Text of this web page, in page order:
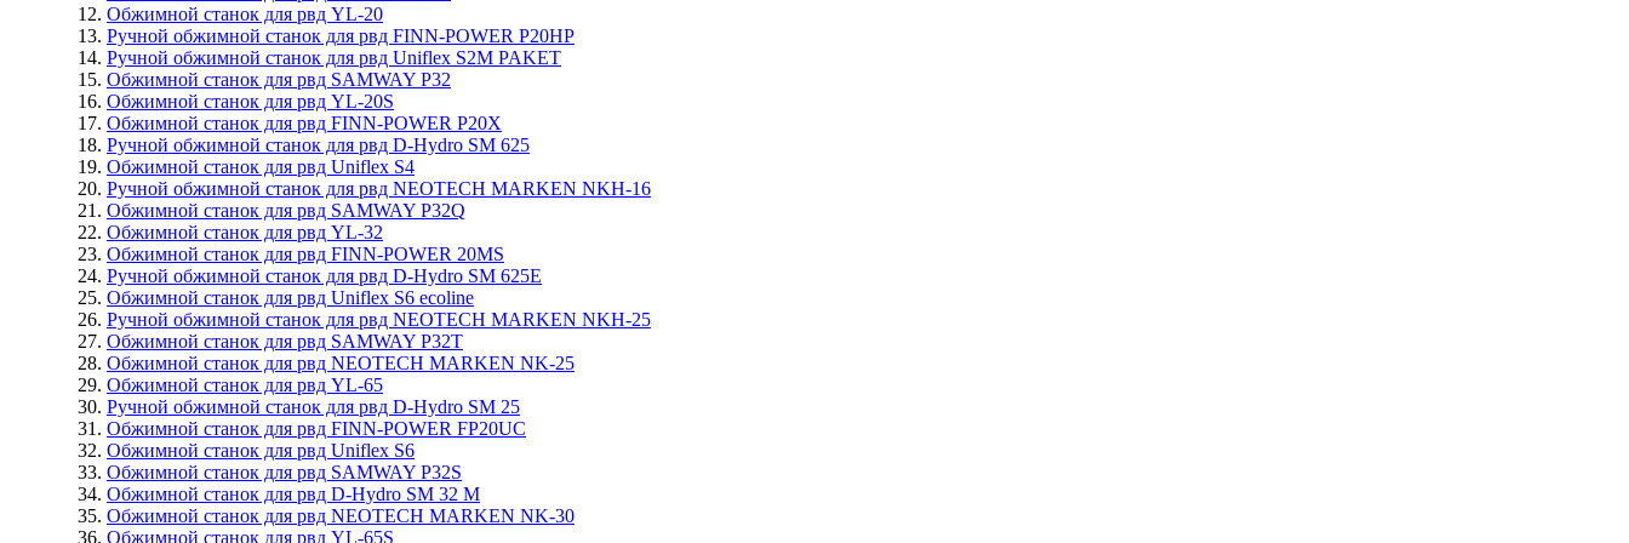
Обжимной станок для рвд YL-20
Ручной обжимной станок для рвд FINN-POWER P20HP
Ручной обжимной станок для рвд Uniflex S2M PAKET
Обжимной станок для рвд SAMWAY P32
Обжимной станок для рвд YL-20S
Обжимной станок для рвд FINN-POWER P20X
Ручной обжимной станок для рвд D-Hydro SM 625
Обжимной станок для рвд Uniflex S4
Ручной обжимной станок для рвд NEOTECH MARKEN NKH-16
Обжимной станок для рвд SAMWAY P32Q
Обжимной станок для рвд YL-32
Обжимной станок для рвд FINN-POWER 20MS
Ручной обжимной станок для рвд D-Hydro SM 625E
Обжимной станок для рвд Uniflex S6 ecoline
Ручной обжимной станок для рвд NEOTECH MARKEN NKH-25
Обжимной станок для рвд SAMWAY P32T
Обжимной станок для рвд NEOTECH MARKEN NK-25
Обжимной станок для рвд YL-65
Ручной обжимной станок для рвд D-Hydro SM 25
Обжимной станок для рвд FINN-POWER FP20UC
Обжимной станок для рвд Uniflex S6
Обжимной станок для рвд SAMWAY P32S
Обжимной станок для рвд D-Hydro SM 32 M
Обжимной станок для рвд NEOTECH MARKEN NK-30
Обжимной станок для рвд YL-65S